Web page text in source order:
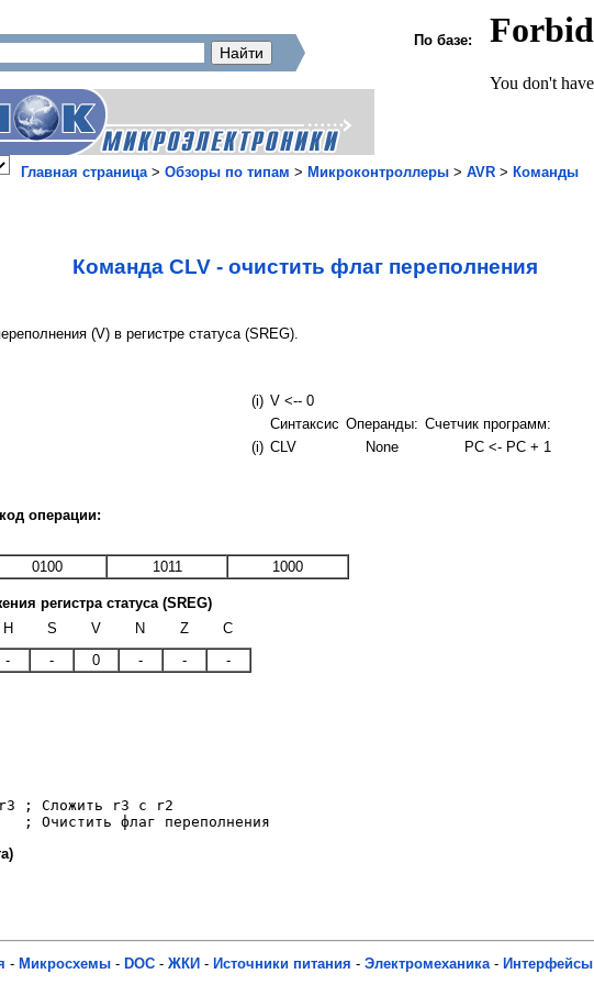
По базе:
Главная страница> Обзоры по типам > Микроконтроллеры > AVR > Команды
Команда CLV - oчистить флаг переполнения
(V) в регистре статуса (SREG).
(i) V <-- 0
Синтаксис Операнды: Счетчик программ:
(i) CLV None PC <- PC + 1
операции:
0100 1011 1000
регистра статуса (SREG)
H S V N Z
C
- - 0 - - -
; Сложить r3 с r2
- Микросхемы - DOC - ЖКИ - Источники питания - Электромеханика- Интерфейсы